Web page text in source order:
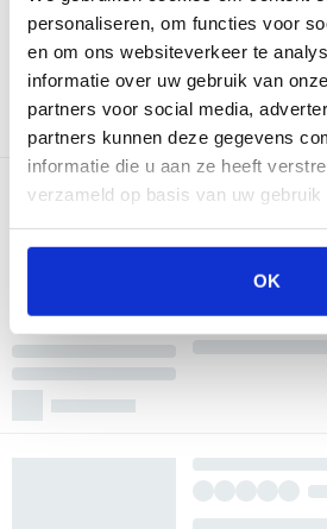
personaliseren, om functies voor
en om ons websiteverkeer te
informatie over uw gebruik van
partners voor social media,
partners kunnen deze gegevens
informatie die u aan ze heeft
verzameld op basis van uw
OK